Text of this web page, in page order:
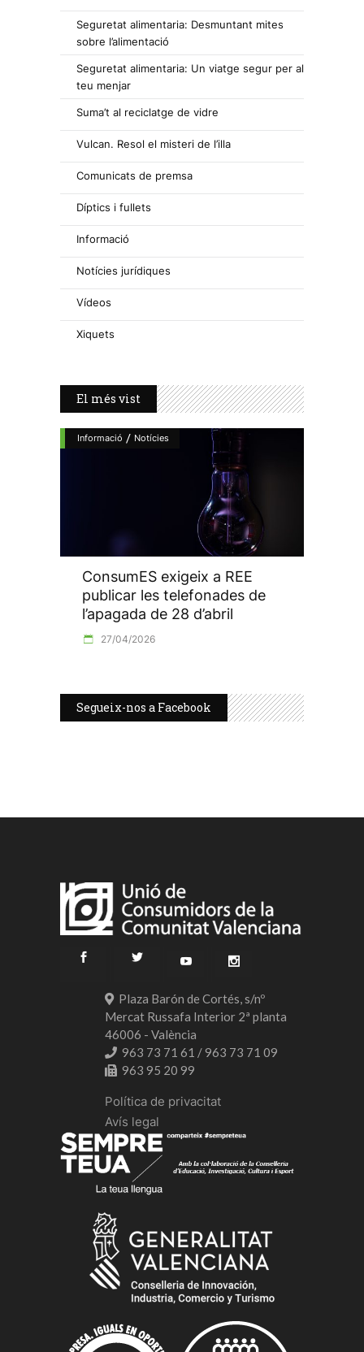
Seguretat alimentaria: Desmuntant mites
sobre l’alimentació
Seguretat alimentaria: Un viatge segur per al
teu menjar
Suma’t al reciclatge de vidre
Vulcan. Resol el misteri de l’illa
Comunicats de premsa
Díptics i fullets
Informació
Notícies jurídiques
Vídeos
Xiquets
El més vist
Informació / Notícies
ConsumES exigeix a REE
publicar les telefonades de
l’apagada de 28 d’abril
27/04/2026
Segueix-nos a Facebook
Plaza Barón de Cortés, s/nº
Mercat Russafa Interior 2ª planta
46006 - València
963 73 71 61 / 963 73 71 09
963 95 20 99
Política de privacitat
Avís legal